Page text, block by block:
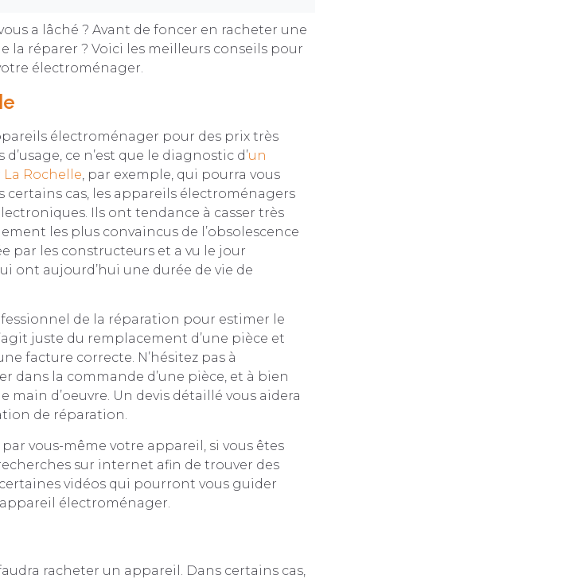
a lâché ? Avant de foncer en racheter une
la réparer ? Voici les meilleurs conseils pour
électroménager.
électroménager pour des prix très
ce n’est que le diagnostic d’un
Rochelle , par exemple, qui pourra vous
certains cas, les appareils électroménagers
Ils ont tendance à casser très
les plus convaincus de l’obsolescence
par les constructeurs et a vu le jour
ont aujourd’hui une durée de vie de
de la réparation pour estimer le
juste du remplacement d’une pièce et
facture correcte. N’hésitez pas à
dans la commande d’une pièce, et à bien
main d’oeuvre. Un devis détaillé vous aidera
de réparation.
vous-même votre appareil, si vous êtes
sur internet afin de trouver des
vidéos qui pourront vous guider
électroménager.
racheter un appareil. Dans certains cas,